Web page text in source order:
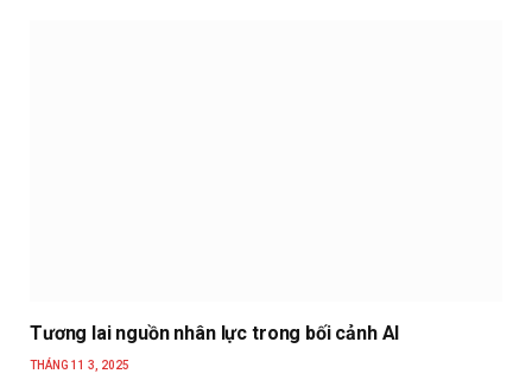
Tương lai nguồn nhân lực trong bối cảnh AI
THÁNG 11 3, 2025